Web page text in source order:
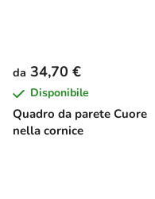
Quadro da parete Cuore
nella cornice
da 34,70 €
Disponibile